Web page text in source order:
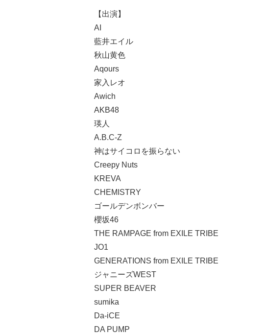
【出演】
AI
藍井エイル
秋山黄色
Aqours
家入レオ
Awich
AKB48
瑛人
A.B.C-Z
神はサイコロを振らない
Creepy Nuts
KREVA
CHEMISTRY
ゴールデンボンバー
櫻坂46
THE RAMPAGE from EXILE TRIBE
JO1
GENERATIONS from EXILE TRIBE
ジャニーズWEST
SUPER BEAVER
sumika
Da-iCE
DA PUMP